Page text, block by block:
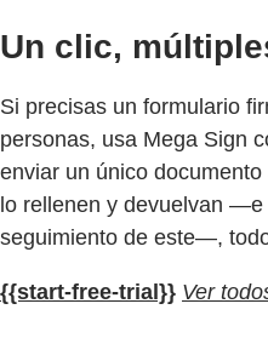
Un clic,
Si precisas un formulario
personas, usa Mega Sign
enviar un único
lo rellenen y devuelvan
seguimiento de este—,
{{start-free-trial}} Ver